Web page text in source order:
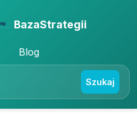
BazaStrategii
Blog
Szukaj